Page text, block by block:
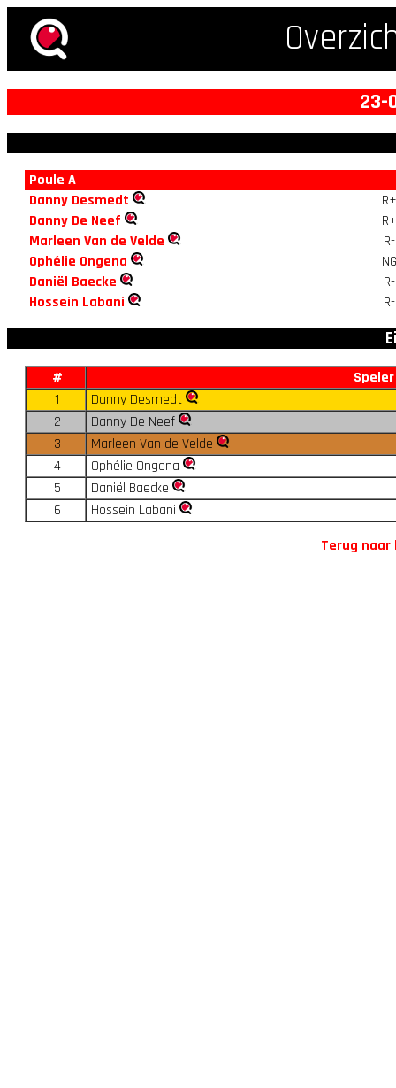
23-
Poule A
Danny Desmedt
R+
Danny De Neef
R+
Marleen Van de Velde
R-
Ophélie Ongena
NG
Daniël Baecke
R-
Hossein Labani
R-
#
Speler
1
Danny Desmedt
2
Danny De Neef
3
Marleen Van de Velde
4
Ophélie Ongena
5
Daniël Baecke
6
Hossein Labani
Terug